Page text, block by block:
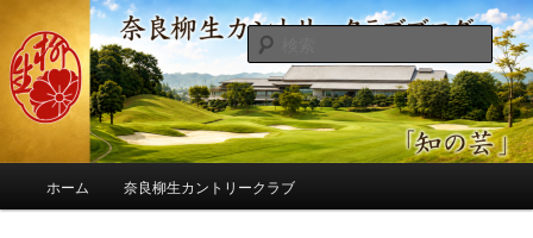
ン
コ
ン
へ
コ
ン
ツ
移
奈良柳生カントリークラブ総支配人
ブログ
季節の話題、クラブの出来事、コースの改修・更新作業、ゴルフに関する随
筆、喜怒哀楽などを気まぐれに発信します。
検
索
ホーム 奈良柳生カントリークラブ